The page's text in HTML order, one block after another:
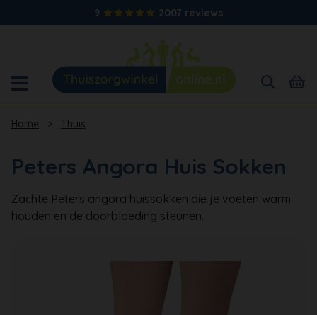
9 2007 reviews
Home > Thuis
Peters Angora Huis Sokken
Zachte Peters angora huissokken die je voeten warm
houden en de doorbloeding steunen.